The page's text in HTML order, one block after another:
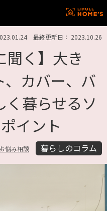
最終更新日： 2023.10.26
聞く】大き
、カバー、バ
く暮らせるソ
イント
お悩み相談 暮らしのコラム